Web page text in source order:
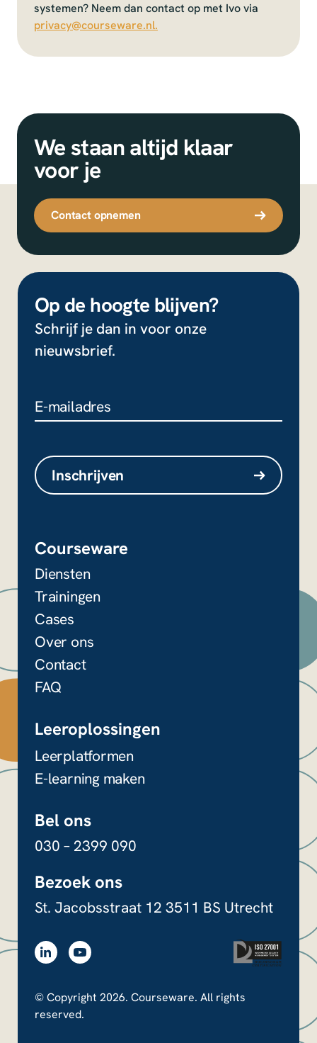
systemen? Neem dan contact op met Ivo via
privacy@courseware.nl.
We staan altijd klaar
voor je
Contact opnemen
Op de hoogte blijven?
Schrijf je dan in voor onze
nieuwsbrief.
validatiedoeleinden en moet niet
worden gewijzigd.
Inschrijven
Courseware
Diensten
Trainingen
Cases
Over ons
Contact
FAQ
Leeroplossingen
Leerplatformen
E-learning maken
Bel ons
030 – 2399 090
Bezoek ons
St. Jacobsstraat 12 3511 BS Utrecht
© Copyright 2026. Courseware. All rights
reserved.